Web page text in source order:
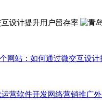
网站：如何通过微交互设
营软件开发网络营销推广